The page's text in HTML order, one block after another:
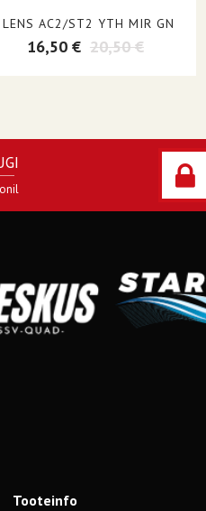
LENS AC2/ST2 YTH MIR GN
16,50 € 20,50 €
Tooteinfo